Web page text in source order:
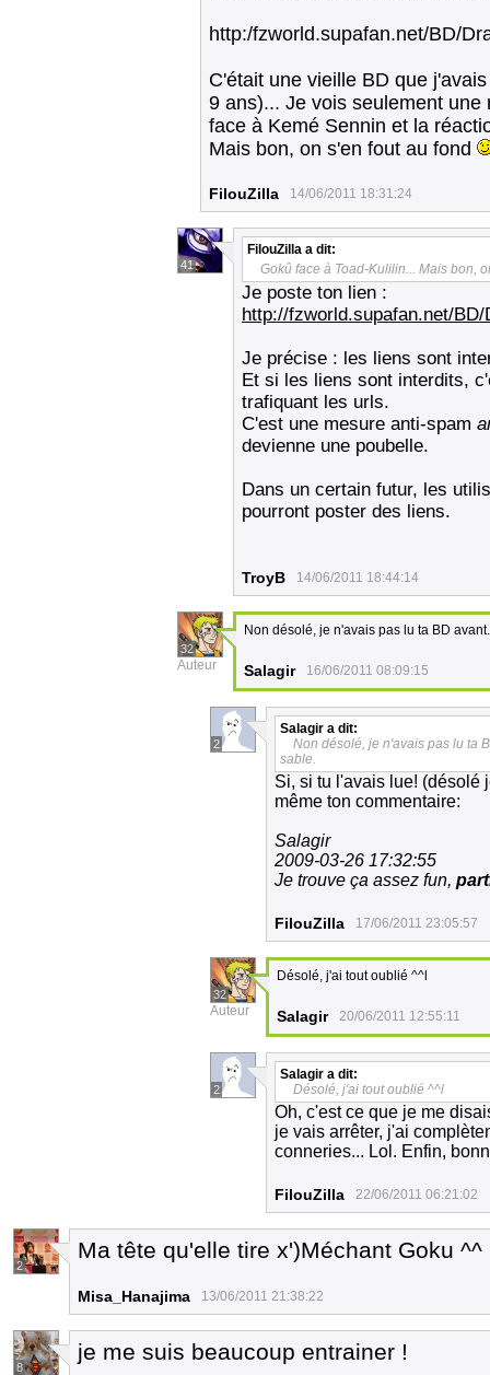
http:/fzworld.supafan.net/BD/
C'était une vieille BD que
9 ans)... Je vois seulement
face à Kemé Sennin et la
Mais bon, on s'en fout au fond
FilouZilla 14/06/2011 18:31:24
41
FilouZilla a dit:
Gokû face à Toad-Kulilin... Mais bon,
Je poste ton lien :
http://fzworld.supafan.net/
Je précise : les liens sont
Et si les liens sont interdits,
trafiquant les urls.
C'est une mesure anti-spam
devienne une poubelle.
Dans un certain futur, les
pourront poster des liens.
TroyB 14/06/2011 18:44:14
32
Auteur
Non désolé, je n'avais pas lu ta BD
Salagir 16/06/2011 08:09:15
2
Salagir a dit:
Non désolé, je n'avais pas lu ta
sable.
Si, si tu l'avais lue! (désolé
même ton commentaire:
Salagir
2009-03-26 17:32:55
Je trouve ça assez fun,
FilouZilla 17/06/2011 23:05:57
32
Auteur
Désolé, j'ai tout oublié ^^l
Salagir 20/06/2011 12:55:11
2
Salagir a dit:
Désolé, j'ai tout oublié ^^l
Oh, c'est ce que je me
je vais arrêter, j'ai
conneries... Lol. Enfin,
FilouZilla 22/06/2011 06:21:02
2
Ma tête qu'elle tire x')Méchant Goku ^^
Misa_Hanajima 13/06/2011 21:38:22
8
je me suis beaucoup entrainer !